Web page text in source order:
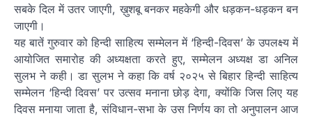
सबके दिल में उतर जाएगी, ख़ुशबू बनकर महकेगी और धड़कन-धड़कन बन
जाएगी।
यह बातें गुरुवार को हिन्दी साहित्य सम्मेलन में ‘हिन्दी-दिवस’ के उपलक्ष्य में
आयोजित समारोह की अध्यक्षता करते हुए, सम्मेलन अध्यक्ष डा अनिल
सुलभ ने कही। डा सुलभ ने कहा कि वर्ष २०२५ से बिहार हिन्दी साहित्य
सम्मेलन ‘हिन्दी दिवस’ पर उत्सव मनाना छोड़ देगा, क्योंकि जिस लिए यह
दिवस मनाया जाता है, संविधान-सभा के उस निर्णय का तो अनुपालन आज